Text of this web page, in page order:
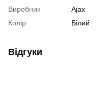
Виробник
Ajax
Колір
Білий
Відгуки